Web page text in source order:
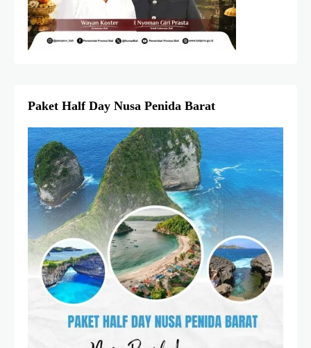
Paket Half Day Nusa Penida Barat